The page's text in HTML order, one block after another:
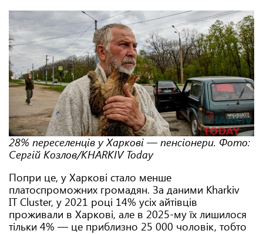
28% переселенців у Харкові — пенсіонери. Фото:
Сергій Козлов/KHARKIV Today
Попри це, у Харкові стало менше
платоспроможних громадян. За даними Кharkiv
IT Cluster, у 2021 році 14% усіх айтівців
проживали в Харкові, але в 2025-му їх лишилося
тільки 4% — це приблизно 25 000 чоловік, тобто